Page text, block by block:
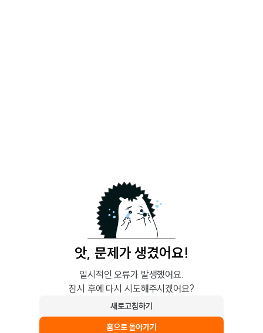
앗, 문제가 생겼어요!
일시적인 오류가 발생했어요.
잠시 후에 다시 시도해주시겠어요?
새로고침하기
홈으로 돌아가기